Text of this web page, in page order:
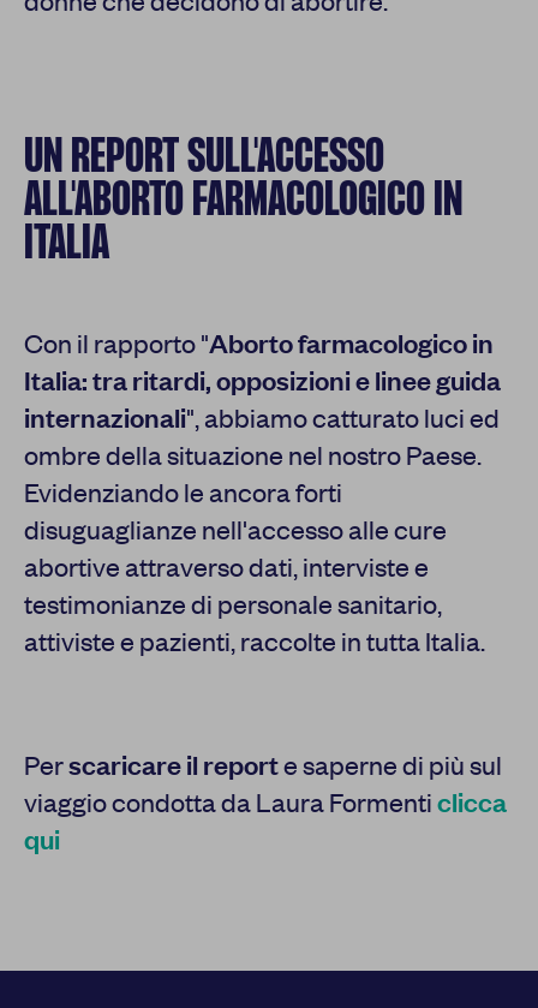
UN REPORT SULL'ACCESSO
ALL'ABORTO FARMACOLOGICO IN
ITALIA
Con il rapporto "Aborto farmacologico in
Italia: tra ritardi, opposizioni e linee guida
internazionali", abbiamo catturato luci ed
ombre della situazione nel nostro Paese.
Evidenziando le ancora forti
disuguaglianze nell'accesso alle cure
abortive attraverso dati, interviste e
testimonianze di personale sanitario,
attiviste e pazienti, raccolte in tutta Italia.
Perscaricare il reporte saperne di più sul
viaggio condotta da Laura Formenticlicca
qui